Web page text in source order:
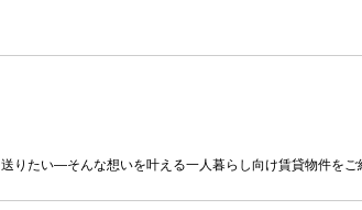
りたい―そんな想いを叶える一人暮らし向け賃貸物件をご